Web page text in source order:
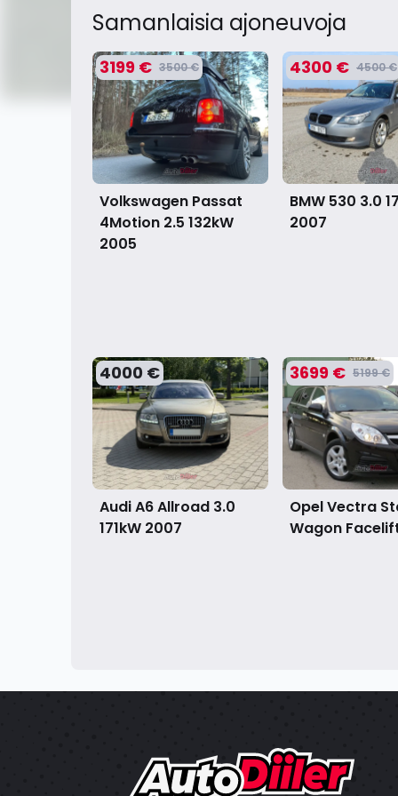
Samanlaisia ​​ajoneuvoja
3199 € 3500 €
Volkswagen Passat
4Motion 2.5 132kW
2005
4300 € 4500 €
BMW 530 3.0
2007
4000 €
Audi A6 Allroad 3.0
171kW 2007
3699 € 5199 €
Opel Vectra
Wagon